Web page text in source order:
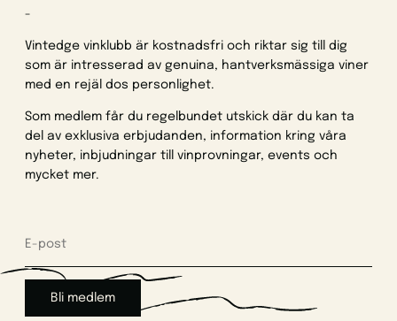
-
Vintedge vinklubb är kostnadsfri och riktar sig till dig
som är intresserad av genuina, hantverksmässiga viner
med en rejäl dos personlighet.
Som medlem får du regelbundet utskick där du kan ta
del av exklusiva erbjudanden, information kring våra
nyheter, inbjudningar till vinprovningar, events och
mycket mer.
Bli medlem